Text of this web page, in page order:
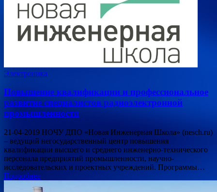
Электроника
Повышение квалификации и профессиональное
развитие специалистов радиоэлектронной
промышленности
21-04-2019 НОЧУ ДПО «Новая Инженерная Школа» (nesch.ru)
– ведущий негосударственный центр повышения
квалификации высшего и среднего инженерно-технического
персонала предприятий промышленности, научно-
исследовательских и проектных учреждений. Программы…
Подробнее